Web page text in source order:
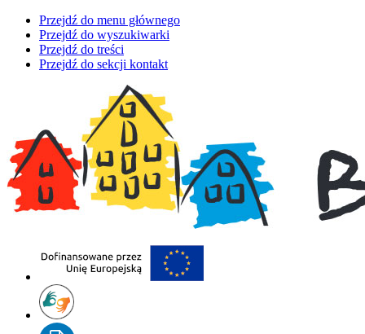
Przejdź do menu głównego
Przejdź do wyszukiwarki
Przejdź do treści
Przejdź do sekcji kontakt